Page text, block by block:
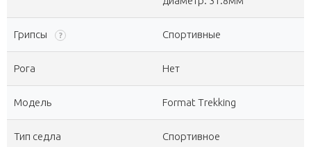
Грипсы ? Спортивные
Рога Нет
Модель Format Trekking
Тип седла Спортивное